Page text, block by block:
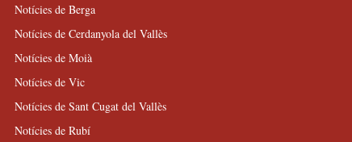
Notícies de Berga
Notícies de Cerdanyola del Vallès
Notícies de Moià
Notícies de Vic
Notícies de Sant Cugat del Vallès
Notícies de Rubí